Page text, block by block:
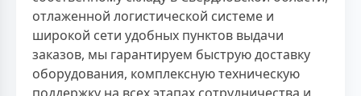
отлаженной логистической системе и
широкой сети удобных пунктов выдачи
заказов, мы гарантируем быструю доставку
оборудования, комплексную техническую